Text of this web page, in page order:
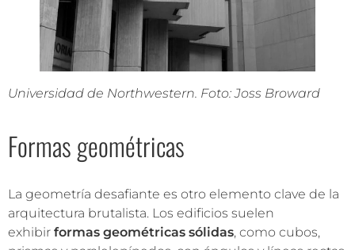
Universidad de Northwestern. Foto: Joss Broward
Formas geométricas
La geometría desafiante es otro elemento clave de la
arquitectura brutalista. Los edificios suelen
exhibir formas geométricas sólidas, como cubos,